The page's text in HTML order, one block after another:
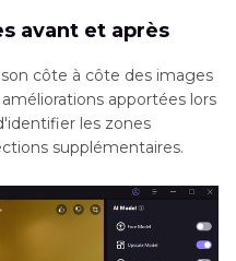
avant et après
côte à côte des images
apportées lors
les zones
supplémentaires.